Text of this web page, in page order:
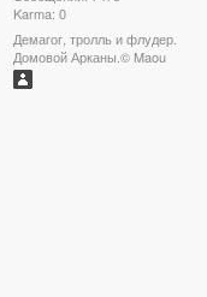
Karma: 0
Демагог, тролль и флудер.
Домовой Арканы.© Maou